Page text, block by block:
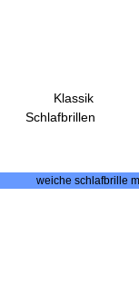
Klassik
Schlafbrillen